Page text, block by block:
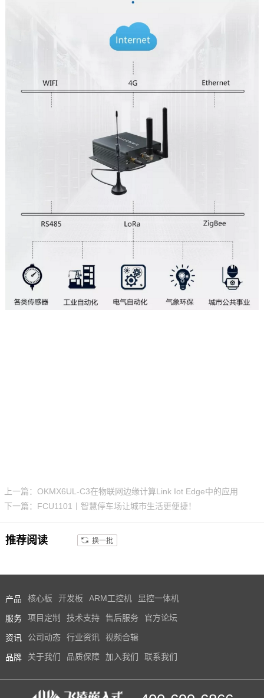
上一篇：OKMX6UL-C3在物联网边缘计算Link Iot Edge中的应用
下一篇：FCU1101丨智慧停车场让城市生活更便捷！
推荐阅读 换一批
产品 核心板 开发板 ARM工控机 显控一体机
服务 项目定制 技术支持 售后服务 官方论坛
资讯 公司动态 行业资讯 视频合辑
品牌 关于我们 品质保障 加入我们 联系我们